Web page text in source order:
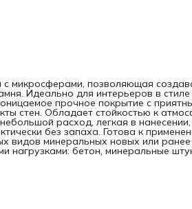
микросферами, позволяющая
Идеально для интерьеров в стиле
прочное покрытие с
стен. Обладает стойкостью к
расход, легкая в нанесении,
без запаха. Готова к
видов минеральных новых или
бетон, минеральные